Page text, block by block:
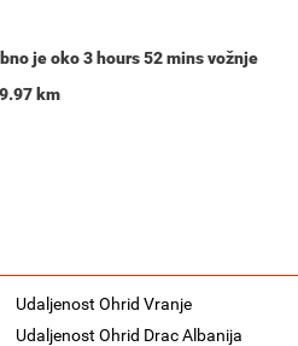
je oko3 hours 52 minsvožnje
km
Udaljenost Ohrid Vranje
Udaljenost Ohrid Drac Albanija